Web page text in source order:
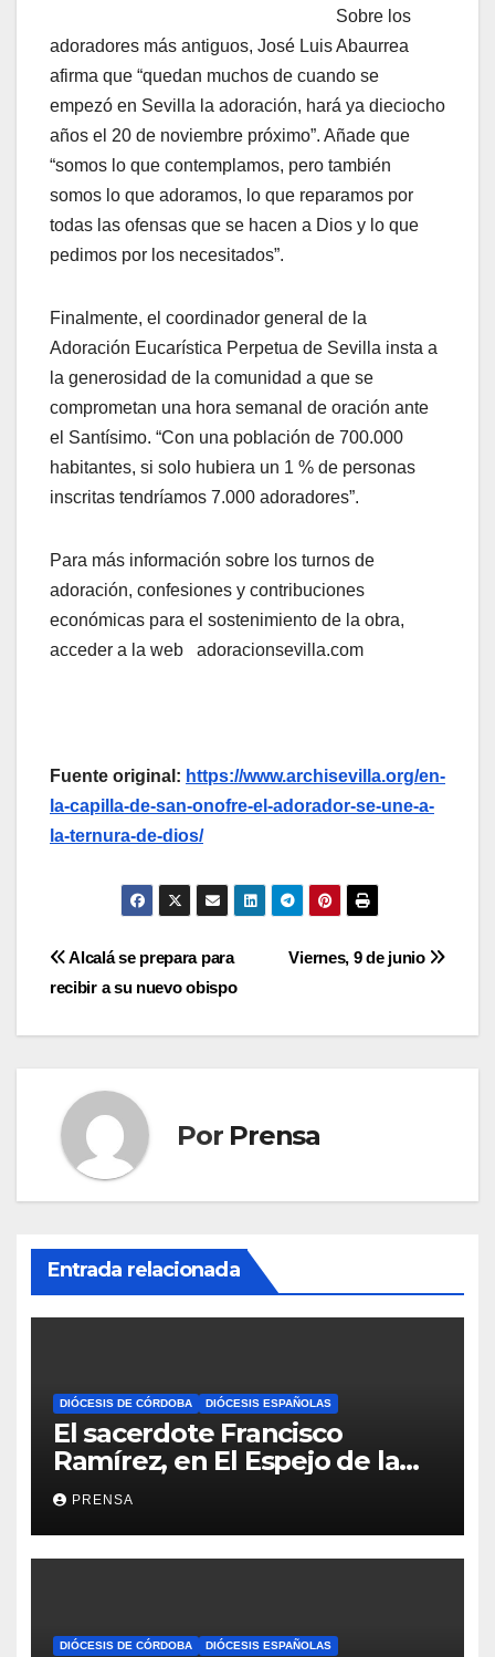
Sobre los
adoradores más antiguos, José Luis Abaurrea
afirma que “quedan muchos de cuando se
empezó en Sevilla la adoración, hará ya dieciocho
años el 20 de noviembre próximo”. Añade que
“somos lo que contemplamos, pero también
somos lo que adoramos, lo que reparamos por
todas las ofensas que se hacen a Dios y lo que
pedimos por los necesitados”.
Finalmente, el coordinador general de la
Adoración Eucarística Perpetua de Sevilla insta a
la generosidad de la comunidad a que se
comprometan una hora semanal de oración ante
el Santísimo. “Con una población de 700.000
habitantes, si solo hubiera un 1 % de personas
inscritas tendríamos 7.000 adoradores”.
Para más información sobre los turnos de
adoración, confesiones y contribuciones
económicas para el sostenimiento de la obra,
acceder a la web adoracionsevilla.com
Fuente original: https://www.archisevilla.org/en-
la-capilla-de-san-onofre-el-adorador-se-une-a-
la-ternura-de-dios/
Navegación
Viernes, 9 de junio
Alcalá se prepara para
recibir a su nuevo obispo
Por Prensa
Entrada relacionada
DIÓCESIS DE CÓRDOBA DIÓCESIS ESPAÑOLAS
El sacerdote Francisco
Ramírez, en El Espejo de la
Iglesia
PRENSA
DIÓCESIS DE CÓRDOBA DIÓCESIS ESPAÑOLAS